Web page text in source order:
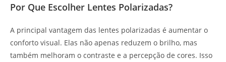
Por Que Escolher Lentes Polarizadas?
A principal vantagem das lentes polarizadas é aumentar o
conforto visual. Elas não apenas reduzem o brilho, mas
também melhoram o contraste e a percepção de cores. Isso